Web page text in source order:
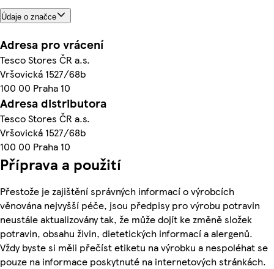
Údaje o značce
Adresa pro vrácení
Tesco Stores ČR a.s.
Vršovická 1527/68b
100 00 Praha 10
Adresa distributora
Tesco Stores ČR a.s.
Vršovická 1527/68b
100 00 Praha 10
Příprava a použití
Přestože je zajištění správných informací o výrobcích
věnována nejvyšší péče, jsou předpisy pro výrobu potravin
neustále aktualizovány tak, že může dojít ke změně složek
potravin, obsahu živin, dietetických informací a alergenů.
Vždy byste si měli přečíst etiketu na výrobku a nespoléhat se
pouze na informace poskytnuté na internetových stránkách.